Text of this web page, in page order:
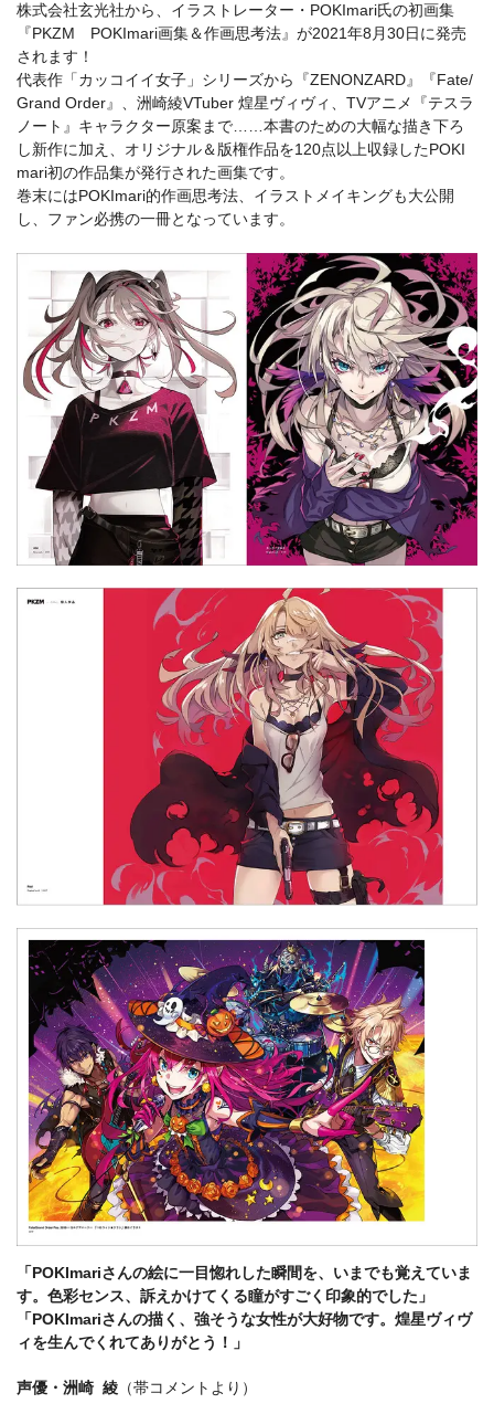
株式会社玄光社から、イラストレーター・POKImari氏の初画集
『PKZM POKImari画集＆作画思考法』が2021年8月30日に発売
されます！
代表作「カッコイイ女子」シリーズから『ZENONZARD』『Fate/
Grand Order』、洲崎綾VTuber 煌星ヴィヴィ、TVアニメ『テスラ
ノート』キャラクター原案まで……本書のための大幅な描き下ろ
し新作に加え、オリジナル＆版権作品を120点以上収録したPOKI
mari初の作品集が発行された画集です。
巻末にはPOKImari的作画思考法、イラストメイキングも大公開
し、ファン必携の一冊となっています。
「POKImariさんの絵に一目惚れした瞬間を、いまでも覚えていま
す。色彩センス、訴えかけてくる瞳がすごく印象的でした」
「POKImariさんの描く、強そうな女性が大好物です。煌星ヴィヴ
ィを生んでくれてありがとう！」
声優・洲崎 綾 （帯コメントより）